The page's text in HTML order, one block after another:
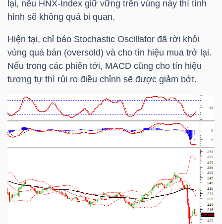
lại, nếu HNX-Index giữ vững trên vùng này thì tình
hình sẽ không quá bi quan.
Hiện tại, chỉ báo Stochastic Oscillator đã rời khỏi
vùng quá bán (oversold) và cho tín hiệu mua trở lại.
Nếu trong các phiên tới, MACD cũng cho tín hiệu
tương tự thì rủi ro điều chỉnh sẽ được giảm bớt.
TIỆN
ÍCH
BẤT
ĐỘNG
SẢN
Mã
chứng
khoán